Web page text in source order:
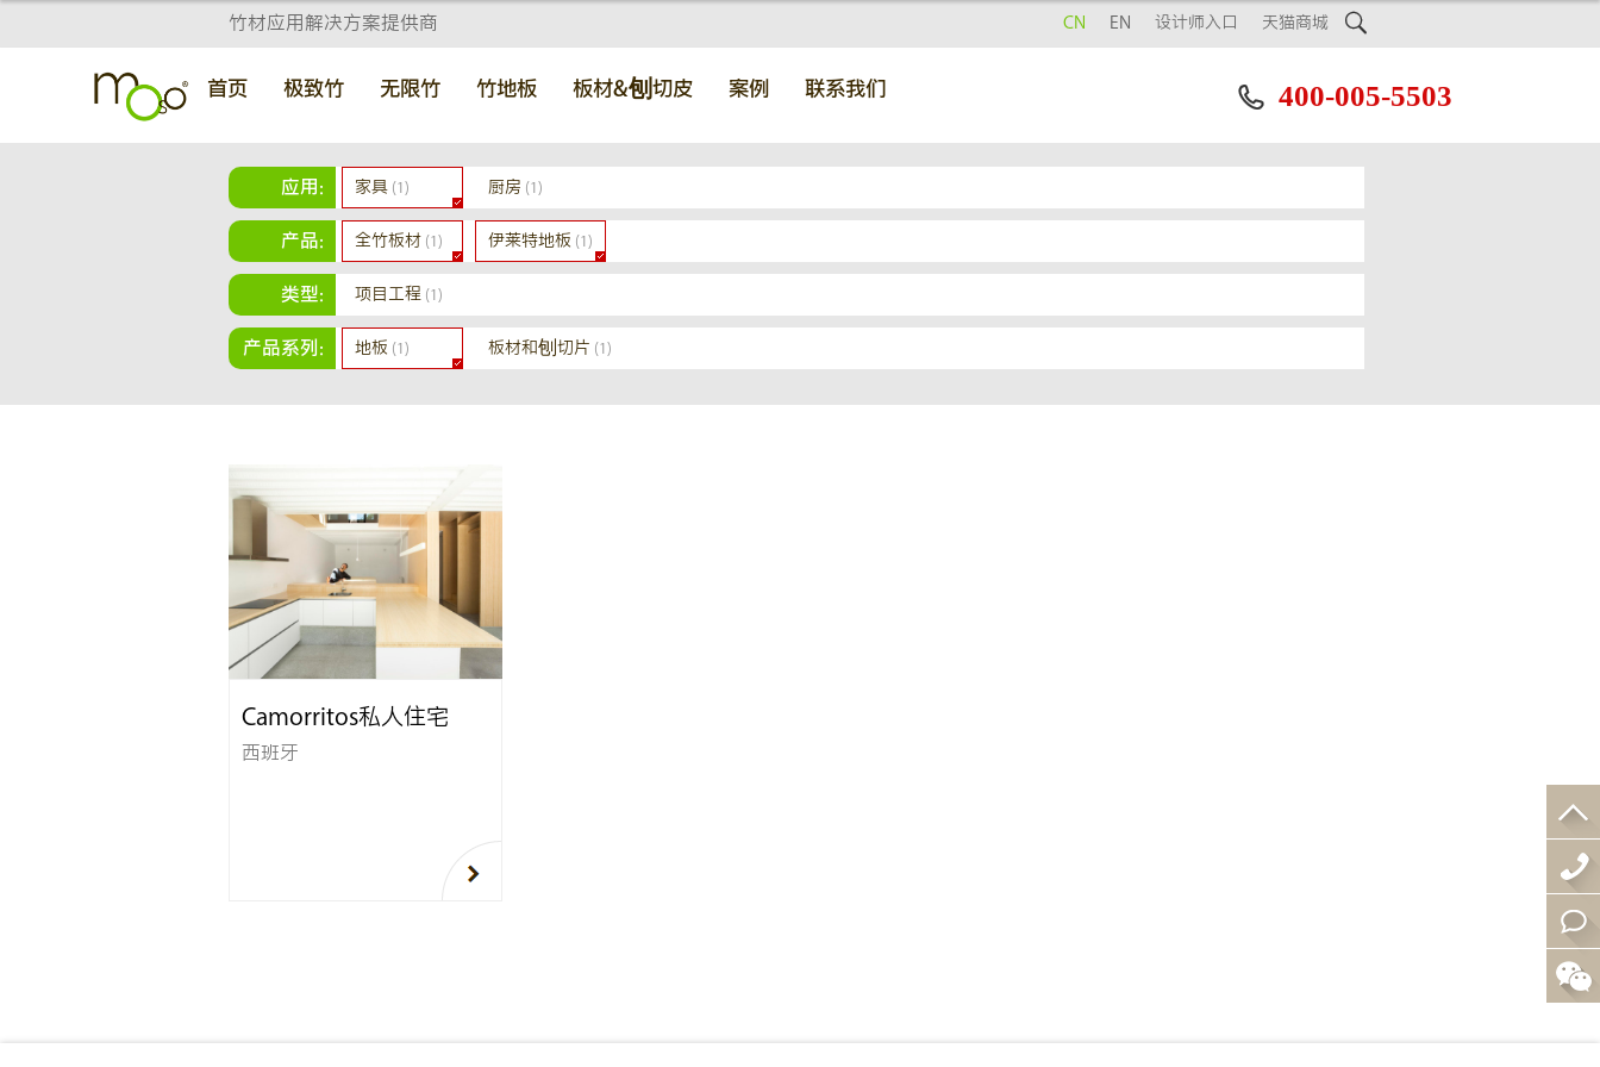
竹材应用解决方案提供商 
CN EN 设计师入口 天猫商城
首页 极致竹 无限竹 竹地板 板材&刨切皮 案例 联系我们  400-005-5503
应用: 家具 (1) 厨房 (1)
产品: 全竹板材 (1) 伊莱特地板 (1)
类型: 项目工程 (1)
产品系列: 地板 (1) 板材和刨切片 (1)
Camorritos私人住宅
西班牙
线